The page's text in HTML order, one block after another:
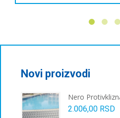
бити
изабране
на
страници
производа.
Novi proizvodi
Nero
2.006,00 RSD